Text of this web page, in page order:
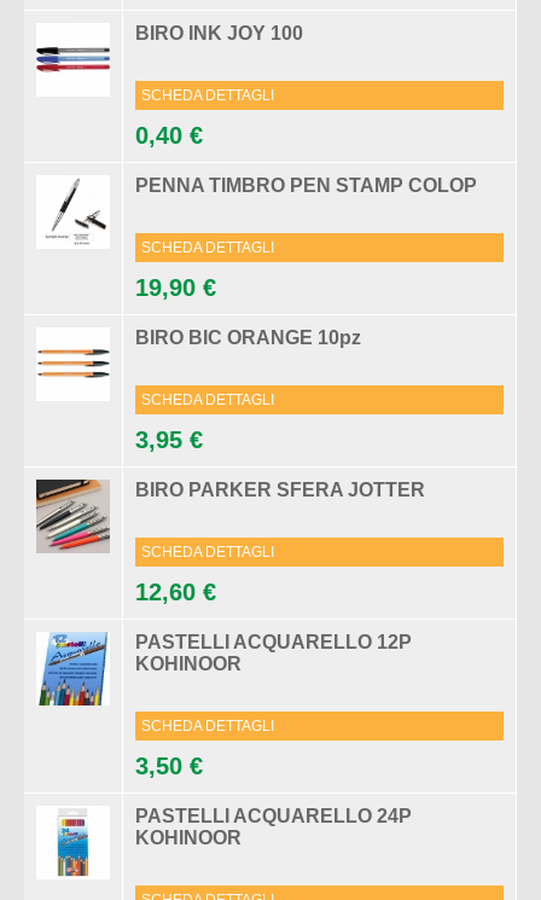
BIRO INK JOY 100
SCHEDA DETTAGLI
0,40 €
PENNA TIMBRO PEN STAMP COLOP
SCHEDA DETTAGLI
19,90 €
BIRO BIC ORANGE 10pz
SCHEDA DETTAGLI
3,95 €
BIRO PARKER SFERA JOTTER
SCHEDA DETTAGLI
12,60 €
PASTELLI ACQUARELLO 12P
KOHINOOR
SCHEDA DETTAGLI
3,50 €
PASTELLI ACQUARELLO 24P
KOHINOOR